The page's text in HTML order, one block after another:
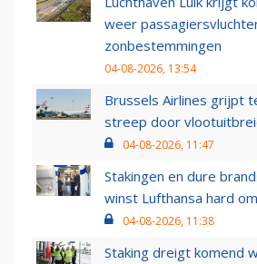
weer
zonbestemmingen
04-08-2026, 13:54
Brussels Airlines grijpt
streep door
04-08-2026, 11:47
Stakingen en dure
winst Lufthansa hard
04-08-2026, 11:38
Staking dreigt komend